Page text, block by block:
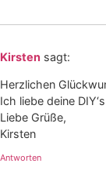
Kirsten sagt:
Herzlichen
Ich liebe deine
Liebe Grüße,
Kirsten
Antworten